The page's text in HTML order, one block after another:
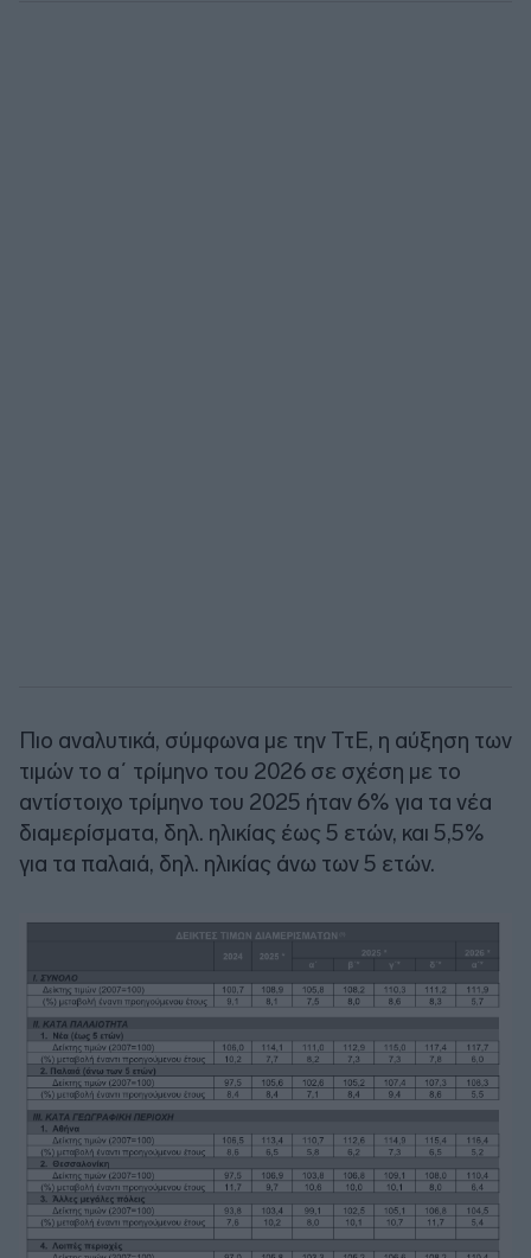
Πιο αναλυτικά, σύμφωνα με την ΤτΕ, η αύξηση των
τιμών το α΄ τρίμηνο του 2026 σε σχέση με το
αντίστοιχο τρίμηνο του 2025 ήταν 6% για τα νέα
διαμερίσματα, δηλ. ηλικίας έως 5 ετών, και 5,5%
για τα παλαιά, δηλ. ηλικίας άνω των 5 ετών.